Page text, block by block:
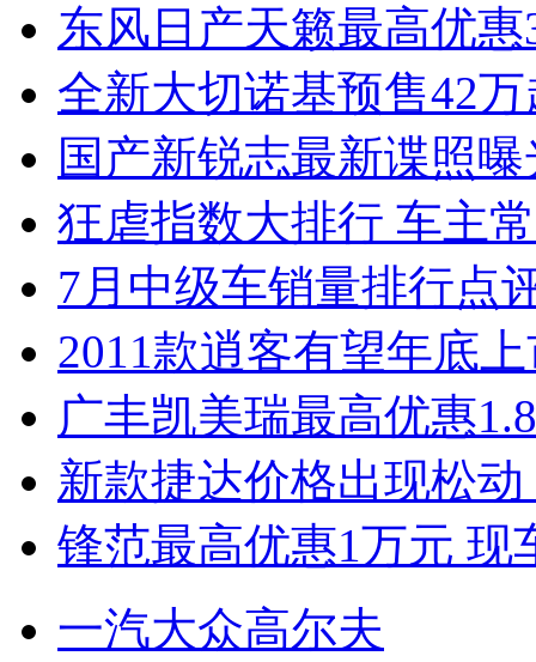
东风日产天籁最高优
全新大切诺基预售42
国产新锐志最新谍照
狂虐指数大排行 车主
7月中级车销量排行点
2011款逍客有望年底
广丰凯美瑞最高优惠
新款捷达价格出现松
锋范最高优惠1万元 现
一汽大众高尔夫